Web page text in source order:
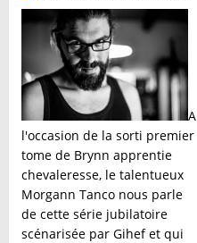
A
l'occasion de la sorti premier
tome de Brynn apprentie
chevaleresse, le talentueux
Morgann Tanco nous parle
de cette série jubilatoire
scénarisée par Gihef et qui